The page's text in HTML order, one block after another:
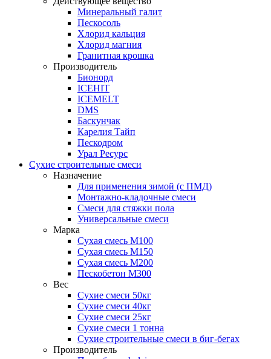
Минеральный галит
Пескосоль
Хлорид кальция
Хлорид магния
Гранитная крошка
Производитель
Бионорд
ICEHIT
ICEMELT
DMS
Баскунчак
Карелия Тайп
Пескодром
Урал Ресурс
Сухие строительные смеси
Назначение
Для применения зимой (с ПМД)
Монтажно-кладочные смеси
Смеси для стяжки пола
Универсальные смеси
Марка
Сухая смесь М100
Сухая смесь М150
Сухая смесь М200
Пескобетон М300
Вес
Сухие смеси 50кг
Сухие смеси 40кг
Сухие смеси 25кг
Сухие смеси 1 тонна
Сухие строительные смеси в биг-бегах
Производитель